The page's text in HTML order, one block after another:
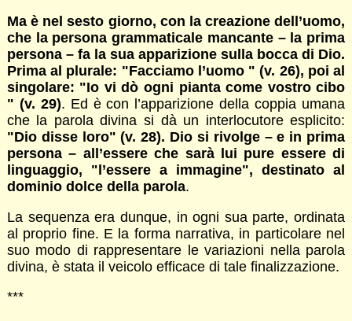
Ma è nel sesto giorno, con la creazione dell’uomo,
che la persona grammaticale mancante – la prima
persona – fa la sua apparizione sulla bocca di Dio.
Prima al plurale: "Facciamo l’uomo " (v. 26), poi al
singolare: "Io vi dò ogni pianta come vostro cibo
" (v. 29). Ed è con l’apparizione della coppia umana
che la parola divina si dà un interlocutore esplicito:
"Dio disse loro" (v. 28). Dio si rivolge – e in prima
persona – all’essere che sarà lui pure essere di
linguaggio, "l’essere a immagine", destinato al
dominio dolce della parola.
La sequenza era dunque, in ogni sua parte, ordinata
al proprio fine. E la forma narrativa, in particolare nel
suo modo di rappresentare le variazioni nella parola
divina, è stata il veicolo efficace di tale finalizzazione.
***